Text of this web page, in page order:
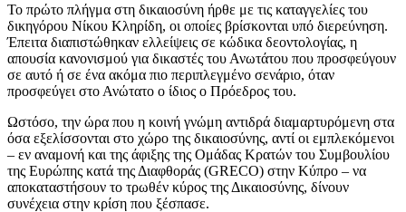
Το πρώτο πλήγμα στη δικαιοσύνη ήρθε με τις καταγγελίες του
δικηγόρου Νίκου Κληρίδη, οι οποίες βρίσκονται υπό διερεύνηση.
Έπειτα διαπιστώθηκαν ελλείψεις σε κώδικα δεοντολογίας, η
απουσία κανονισμού για δικαστές του Ανωτάτου που προσφεύγουν
σε αυτό ή σε ένα ακόμα πιο περιπλεγμένο σενάριο, όταν
προσφεύγει στο Ανώτατο ο ίδιος ο Πρόεδρος του.
Ωστόσο, την ώρα που η κοινή γνώμη αντιδρά διαμαρτυρόμενη στα
όσα εξελίσσονται στο χώρο της δικαιοσύνης, αντί οι εμπλεκόμενοι
– εν αναμονή και της άφιξης της Ομάδας Κρατών του Συμβουλίου
της Ευρώπης κατά της Διαφθοράς (GRECO) στην Κύπρο – να
αποκαταστήσουν το τρωθέν κύρος της Δικαιοσύνης, δίνουν
συνέχεια στην κρίση που ξέσπασε.